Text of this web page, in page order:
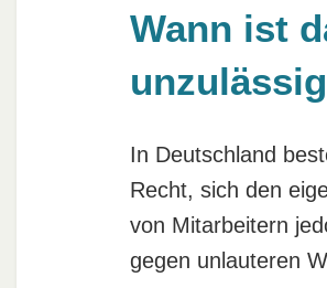
Wann ist
In Deutschland
Recht, sich den
von Mitarbeitern
gegen unlauteren